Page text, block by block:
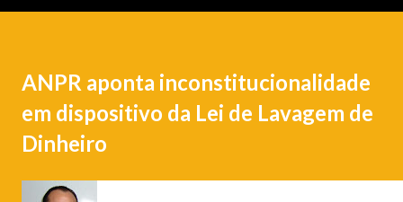
ANPR aponta inconstitucionalidade
em dispositivo da Lei de Lavagem de
Dinheiro